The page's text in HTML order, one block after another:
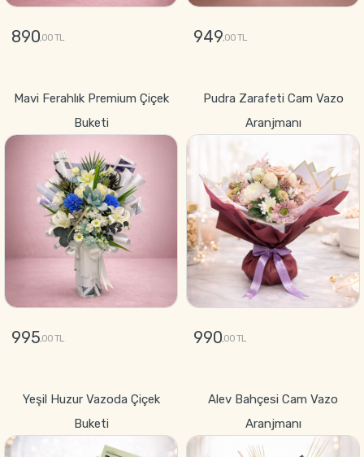
890,00 TL 949,00 TL
Mavi Ferahlık Premium Çiçek
Buketi
995,00 TL
Pudra Zarafeti Cam Vazo
Aranjmanı
990,00 TL
Yeşil Huzur Vazoda Çiçek
Buketi
Alev Bahçesi Cam Vazo
Aranjmanı